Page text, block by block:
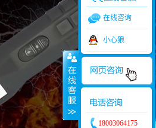
在线咨询
小心狼
18003064175